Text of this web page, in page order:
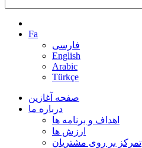
Fa
فارسی
English
Arabic
Türkçe
صفحه آغازین
درباره ما
اهداف و برنامه ها
ارزش ها
تمرکز بر روی مشتریان